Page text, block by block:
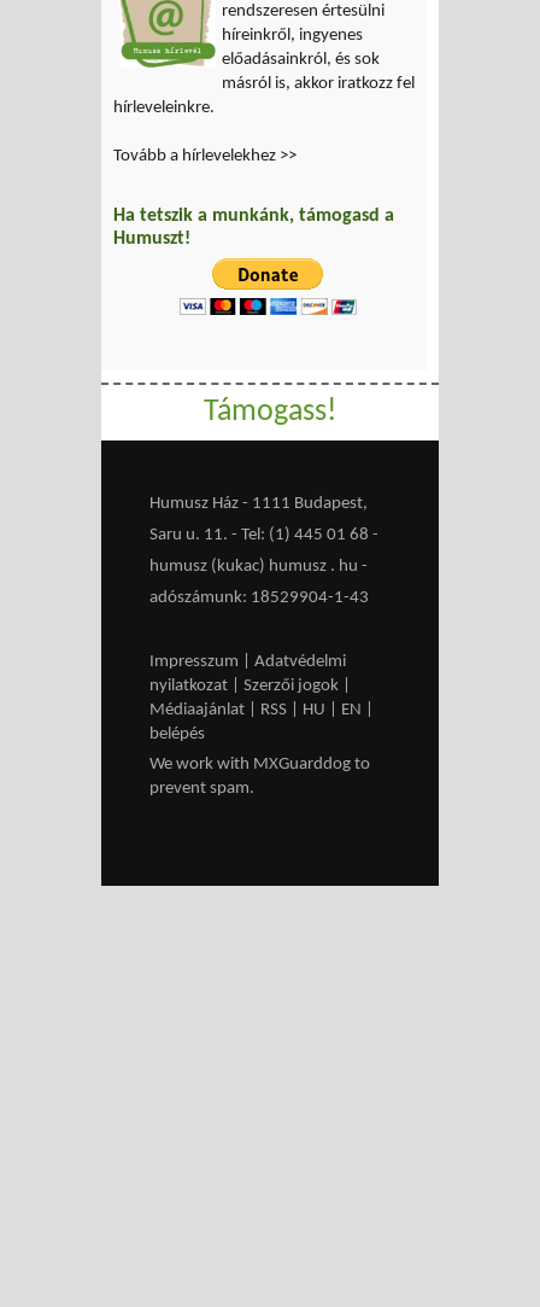
rendszeresen értesülni
híreinkről, ingyenes
előadásainkról, és sok
másról is, akkor iratkozz fel
hírleveleinkre.
Tovább a hírlevelekhez >>
Ha tetszik a munkánk, támogasd a
Humuszt!
Támogass!
Humusz Ház - 1111 Budapest,
Saru u. 11. - Tel: (1) 445 01 68 -
humusz (kukac) humusz . hu -
adószámunk: 18529904-1-43
Impresszum
Adatvédelmi
nyilatkozat
Szerzői jogok
Médiaajánlat
RSS HU EN
belépés
We work with MXGuarddog to
prevent spam.